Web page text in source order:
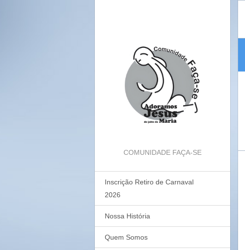
COMUNIDADE FAÇA-SE
Inscrição Retiro de Carnaval
2026
Nossa História
Quem Somos